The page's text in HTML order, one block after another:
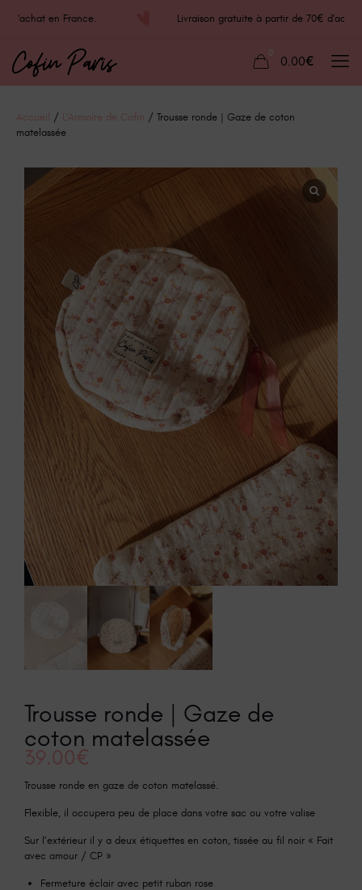
d'achat en France. Livraison gratuite à partir de 70€
0
0.00€
Accueil / L'Armoire de Cofin / Trousse ronde | Gaze de coton
matelassée
Trousse ronde | Gaze de
coton matelassée
39.00€
Trousse ronde en gaze de coton matelassé.
Flexible, il occupera peu de place dans votre sac ou votre valise
Sur l’extérieur il y a deux étiquettes en coton, tissée au fil noir « Fait
avec amour / CP »
Fermeture éclair avec petit ruban rose